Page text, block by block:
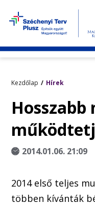
Kezdőlap Hírek
2014.01.06. 21:09
2014 első teljes
többen kívánták